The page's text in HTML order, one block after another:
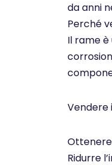
da anni
Perché
Il rame
Vendere
Ottenere
Ridurre